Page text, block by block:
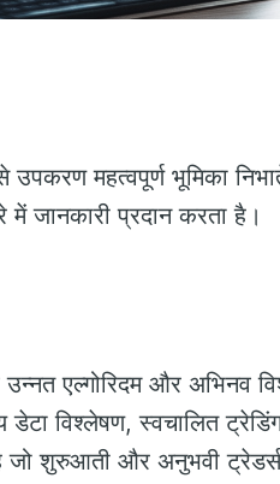
उपकरण महत्वपूर्ण भूमिका
जानकारी प्रदान करता है।
उन्नत एल्गोरिदम और अभिनव
विश्लेषण, स्वचालित ट्रेडिंग
शुरुआती और अनुभवी ट्रेडर्स